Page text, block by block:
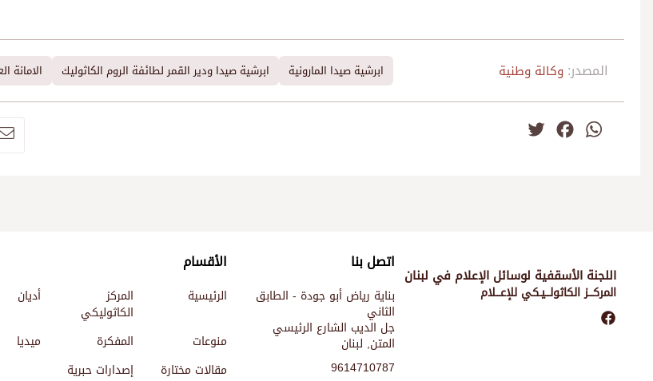
المصدر: وكالة وطنية ابرشية صيدا المارونية ابرشية صيدا ودير القمر لطائفة الروم الكاثوليك الامانة
WhatsApp
Facebook
اللجنة الأسقفية لوسائل الإعلام في لبنان
المركـــز الكاثولـــيـكي للإعـــلام
اتصل بنا
بناية رياض أبو جودة - الطابق
الثاني
جل الديب الشارع الرئيسي
المتن, لبنان
9614710787
الأقسام
الرئيسية المركز
الكاثوليكي
أديان
منوعات المفكرة
ميديا
مقالات مختارة
إصدارات حبرية